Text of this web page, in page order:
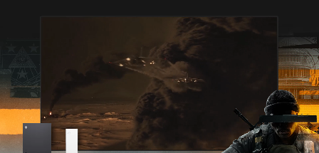
Black
Ops
6:sta
ruudulla